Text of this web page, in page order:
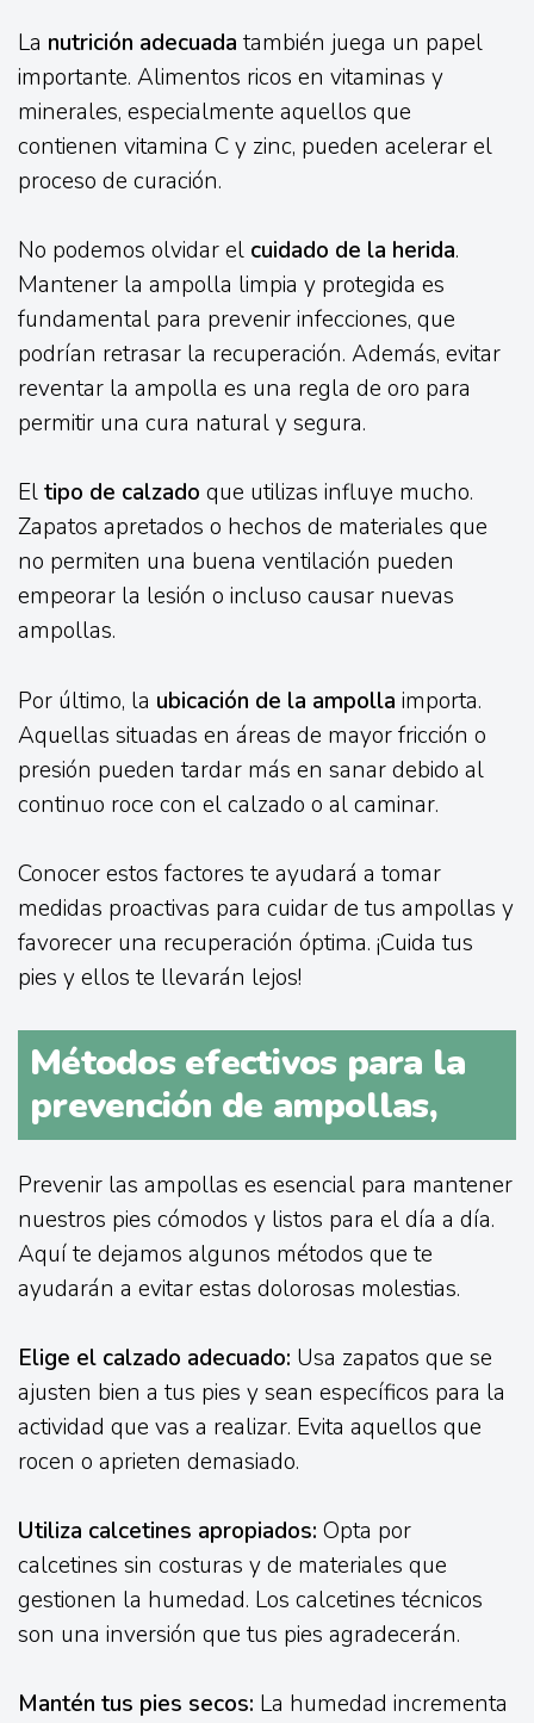
La nutrición adecuada también juega un papel
importante. Alimentos ricos en vitaminas y
minerales, especialmente aquellos que
contienen vitamina C y zinc, pueden acelerar el
proceso de curación.
No podemos olvidar el cuidado de la herida.
Mantener la ampolla limpia y protegida es
fundamental para prevenir infecciones, que
podrían retrasar la recuperación. Además, evitar
reventar la ampolla es una regla de oro para
permitir una cura natural y segura.
Eltipo de calzado que utilizas influye mucho.
Zapatos apretados o hechos de materiales que
no permiten una buena ventilación pueden
empeorar la lesión o incluso causar nuevas
ampollas.
Por último, la ubicación de la ampolla importa.
Aquellas situadas en áreas de mayor fricción o
presión pueden tardar más en sanar debido al
continuo roce con el calzado o al caminar.
Conocer estos factores te ayudará a tomar
medidas proactivas para cuidar de tus ampollas y
favorecer una recuperación óptima. ¡Cuida tus
pies y ellos te llevarán lejos!
Métodos efectivos para la
prevención de ampollas,
Prevenir las ampollas es esencial para mantener
nuestros pies cómodos y listos para el día a día.
Aquí te dejamos algunos métodos que te
ayudarán a evitar estas dolorosas molestias.
Elige el calzado adecuado: Usa zapatos que se
ajusten bien a tus pies y sean específicos para la
actividad que vas a realizar. Evita aquellos que
rocen o aprieten demasiado.
Utiliza calcetines apropiados: Opta por
calcetines sin costuras y de materiales que
gestionen la humedad. Los calcetines técnicos
son una inversión que tus pies agradecerán.
Mantén tus pies secos: La humedad incrementa